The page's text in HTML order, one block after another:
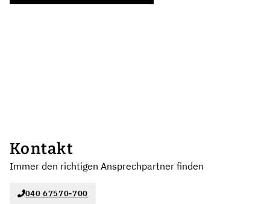
Kontakt
Immer den richtigen Ansprechpartner finden
040 67570-700